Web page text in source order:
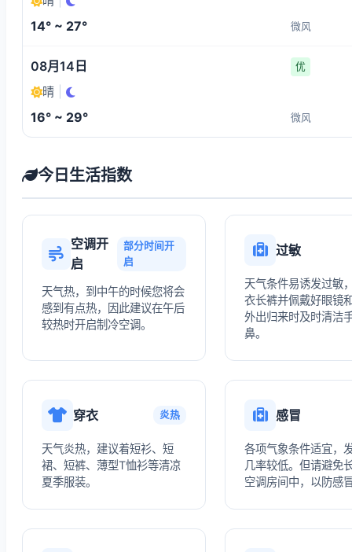
14° ~ 27° 微风
08月14日 优
晴
16° ~ 29° 微风
今日生活指数
空调开
启
部分时间开
启
天气热，到中午的时候您将会
感到有点热，因此建议在午后
较热时开启制冷空调。
过敏
天气条件易诱发过敏
衣长裤并佩戴好眼镜
外出归来时及时清洁
鼻。
穿衣 炎热
天气炎热，建议着短衫、短
裙、短裤、薄型T恤衫等清凉
夏季服装。
感冒
各项气象条件适宜，
几率较低。但请避免
空调房间中，以防感